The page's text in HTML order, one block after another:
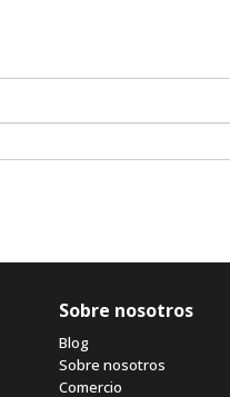
Sobre nosotros
Blog
Sobre nosotros
Comercio